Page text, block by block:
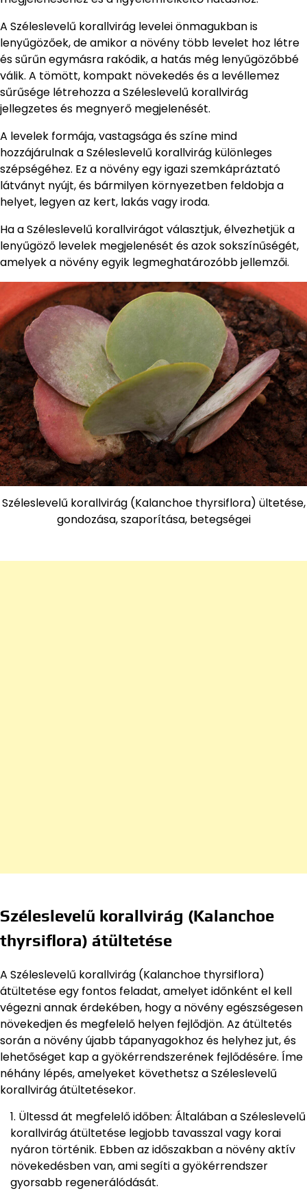
A Széleslevelű korallvirág levelei önmagukban is
lenyűgözőek, de amikor a növény több levelet hoz létre
és sűrűn egymásra rakódik, a hatás még lenyűgözőbbé
válik. A tömött, kompakt növekedés és a levéllemez
sűrűsége létrehozza a Széleslevelű korallvirág
jellegzetes és megnyerő megjelenését.
A levelek formája, vastagsága és színe mind
hozzájárulnak a Széleslevelű korallvirág különleges
szépségéhez. Ez a növény egy igazi szemkápráztató
látványt nyújt, és bármilyen környezetben feldobja a
helyet, legyen az kert, lakás vagy iroda.
Ha a Széleslevelű korallvirágot választjuk, élvezhetjük a
lenyűgöző levelek megjelenését és azok sokszínűségét,
amelyek a növény egyik legmeghatározóbb jellemzői.
Széleslevelű korallvirág (Kalanchoe thyrsiflora) ültetése,
gondozása, szaporítása, betegségei
Széleslevelű korallvirág (Kalanchoe
thyrsiflora) átültetése
A Széleslevelű korallvirág (Kalanchoe thyrsiflora)
átültetése egy fontos feladat, amelyet időnként el kell
végezni annak érdekében, hogy a növény egészségesen
növekedjen és megfelelő helyen fejlődjön. Az átültetés
során a növény újabb tápanyagokhoz és helyhez jut, és
lehetőséget kap a gyökérrendszerének fejlődésére. Íme
néhány lépés, amelyeket követhetsz a Széleslevelű
korallvirág átültetésekor.
Ültessd át megfelelő időben: Általában a Széleslevelű
korallvirág átültetése legjobb tavasszal vagy korai
nyáron történik. Ebben az időszakban a növény aktív
növekedésben van, ami segíti a gyökérrendszer
gyorsabb regenerálódását.